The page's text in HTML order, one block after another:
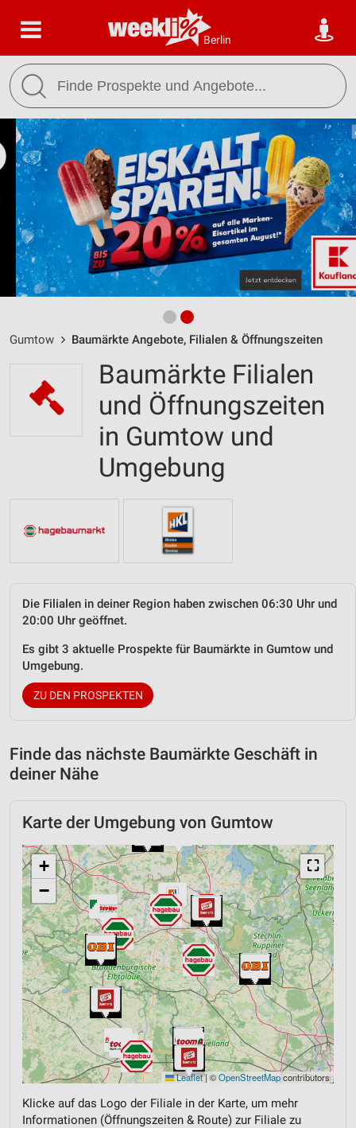
Berlin
Gumtow Baumärkte Angebote, Filialen & Öffnungszeiten
Baumärkte Filialen
und Öffnungszeiten
in Gumtow und
Umgebung
Die Filialen in deiner Region haben zwischen 06:30 Uhr und
20:00 Uhr geöffnet.
Es gibt 3 aktuelle Prospekte für Baumärkte in Gumtow und
Umgebung.
ZU DEN PROSPEKTEN
Finde das nächste Baumärkte Geschäft in
deiner Nähe
Karte der Umgebung von Gumtow
⛶
+
−
Leaflet | ©OpenStreetMapcontributors
Klicke auf das Logo der Filiale in der Karte, um mehr
Informationen (Öffnungszeiten & Route) zur Filiale zu